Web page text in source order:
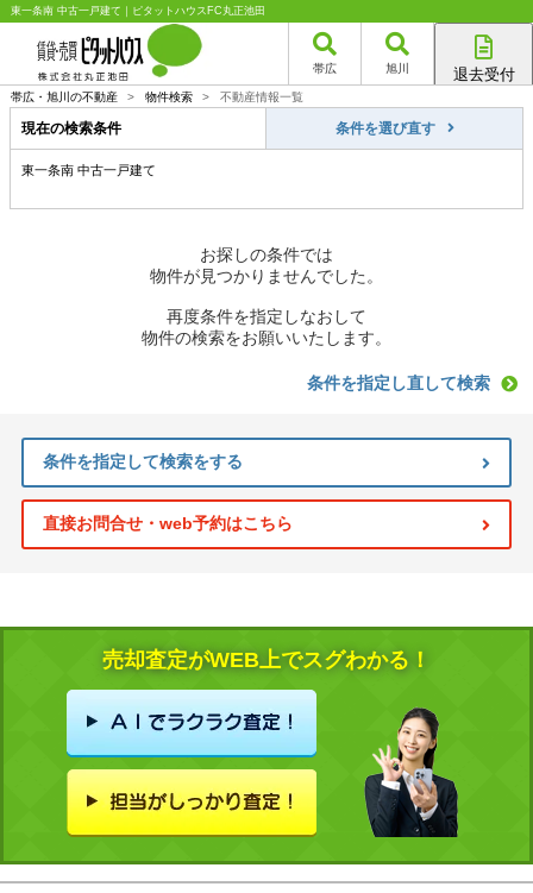
東一条南 中古一戸建て｜ピタットハウスFC丸正池田
帯広 旭川 退去受付
旭川店
帯広・旭川の不動産 > 物件検索 > 不動産情報一覧
現在の検索条件 条件を選び直す
東一条南 中古一戸建て
お探しの条件では
物件が見つかりませんでした。
再度条件を指定しなおして
物件の検索をお願いいたします。
条件を指定し直して検索
条件を指定して検索をする
直接お問合せ・web予約はこちら
売却査定がWEB上でスグわかる！